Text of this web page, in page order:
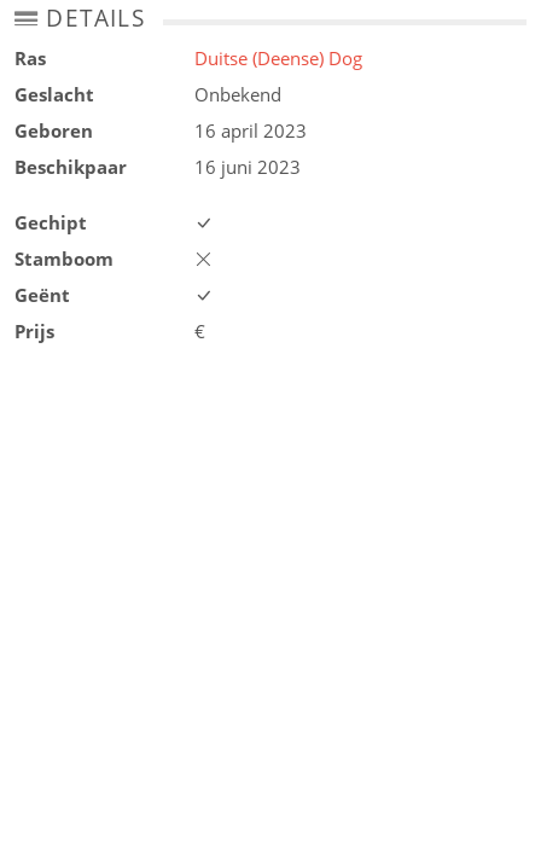
DETAILS
Ras
Duitse (Deense) Dog
Geslacht
Onbekend
Geboren
16 april 2023
Beschikpaar
16 juni 2023
Gechipt
Stamboom
Geënt
Prijs
€